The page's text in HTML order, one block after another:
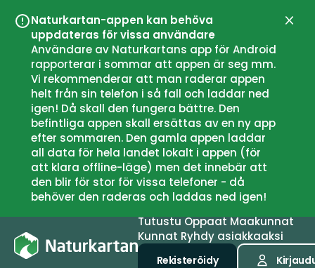
Naturkartan-appen kan behöva
uppdateras för vissa användare
Användare av Naturkartans app för Android
rapporterar i sommar att appen är seg mm.
Vi rekommenderar att man raderar appen
helt från sin telefon i så fall och laddar ned
igen! Då skall den fungera bättre. Den
befintliga appen skall ersättas av en ny app
efter sommaren. Den gamla appen laddar
all data för hela landet lokalt i appen (för
att klara offline-läge) men det innebär att
den blir för stor för vissa telefoner - då
behöver den raderas och laddas ned igen!
Sulje
TutustuOppaatMaakunnat
Kunnat Ryhdy asiakkaaksi
Rekisteröidy